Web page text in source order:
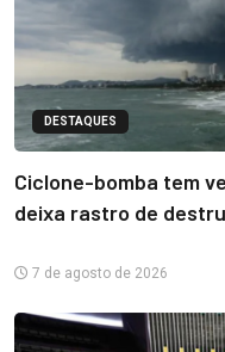
DESTAQUES
Ciclone-bomba tem
deixa rastro de
7 de agosto de 2026